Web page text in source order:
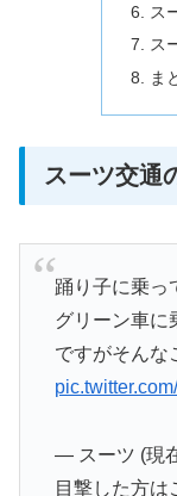
ス
ス
ま
スーツ交通
踊り子に乗っ
グリーン車に
ですがそんな
— スーツ (現
目撃した方は